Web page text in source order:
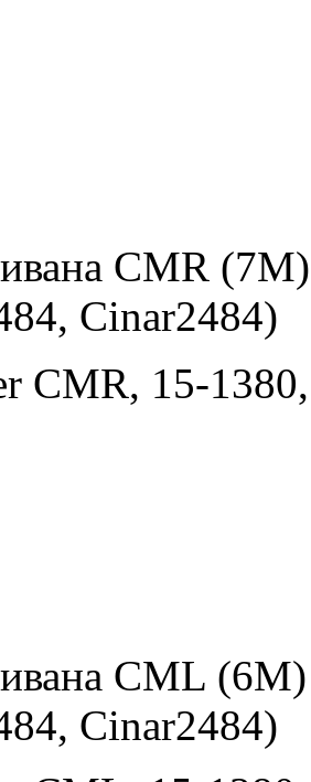
CMR
Cinar2484)
CMR, 15-
CML
Cinar2484)